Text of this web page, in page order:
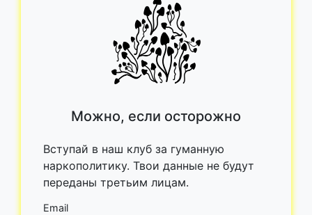
Можно, если осторожно
Вступай в наш клуб за гуманную
наркополитику. Твои данные не будут
переданы третьим лицам.
Email